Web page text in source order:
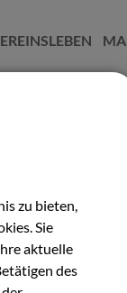
14.02.2026
zu bieten,
Sie
aktuelle
des